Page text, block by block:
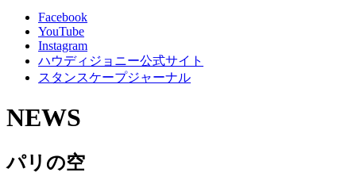
Facebook
YouTube
Instagram
ハウディジョニー公式サイト
スタンスケープジャーナル
NEWS
パリの空